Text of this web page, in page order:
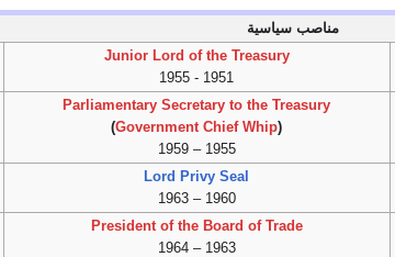
مناصب سياسية
Junior Lord of the Treasury
1951 - 1955
Parliamentary Secretary to the Treasury
(
Government Chief Whip
)
1955 – 1959
Lord Privy Seal
1960 – 1963
President of the Board of Trade
1963 – 1964